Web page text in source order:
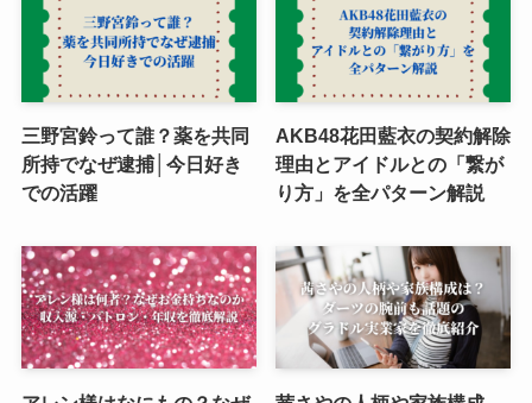
三野宮鈴って誰？薬を共同
所持でなぜ逮捕│今日好き
での活躍
AKB48花田藍衣の契約解除
理由とアイドルとの「繋が
り方」を全パターン解説